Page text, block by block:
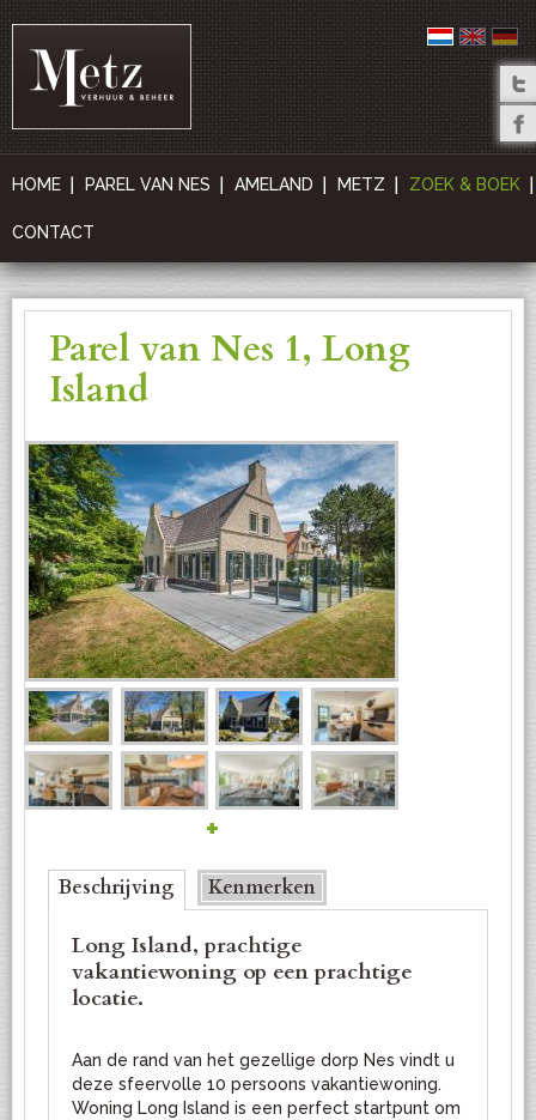
HOME PAREL VAN NES AMELAND METZ ZOEK & BOEK
CONTACT
Parel van Nes 1, Long
Island
+
Bottom
Beschrijving (actieve tabblad)
Kenmerken
Long Island, prachtige
vakantiewoning op een prachtige
locatie.
Aan de rand van het gezellige dorp Nes vindt u
deze sfeervolle 10 persoons vakantiewoning.
Woning Long Island is een perfect startpunt om